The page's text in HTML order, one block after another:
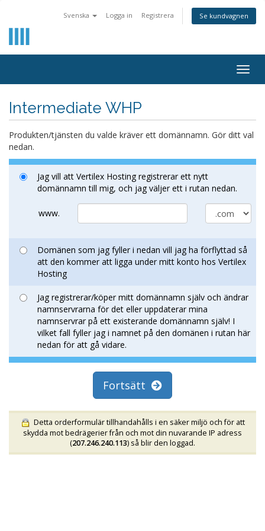
Svenska Logga in Registrera Se kundvagnen
Intermediate WHP
Produkten/tjänsten du valde kräver ett domännamn. Gör ditt val
nedan.
Jag vill att Vertilex Hosting registrerar ett nytt
domännamn till mig, och jag väljer ett i rutan nedan.
www.
Domänen som jag fyller i nedan vill jag ha förflyttad så
att den kommer att ligga under mitt konto hos Vertilex
Hosting
Jag registrerar/köper mitt domännamn själv och ändrar
namnservrarna för det eller uppdaterar mina
namnservrar på ett existerande domännamn själv! I
vilket fall fyller jag i namnet på den domänen i rutan här
nedan för att gå vidare.
Fortsätt
Detta orderformulär tillhandahålls i en säker miljö och för att
skydda mot bedrägerier från och mot din nuvarande IP adress
(207.246.240.113) så blir den loggad.